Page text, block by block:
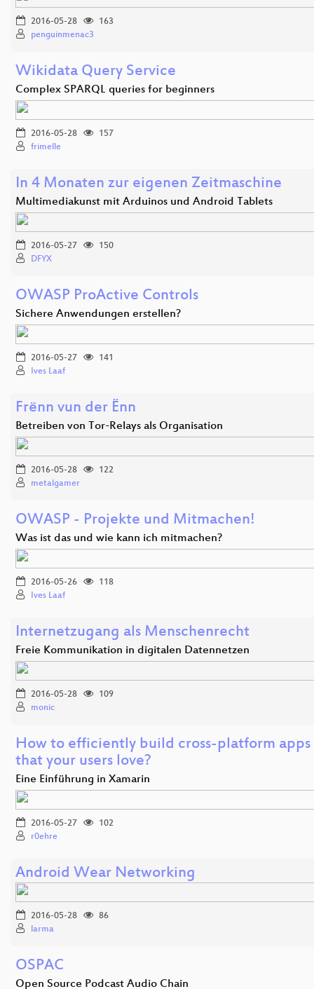
2016-05-28
163
penguinmenac3
Wikidata Query Service
Complex SPARQL queries for beginners
2016-05-28
157
frimelle
In 4 Monaten zur eigenen Zeitmaschine
Multimediakunst mit Arduinos und Android Tablets
2016-05-27
150
DFYX
OWASP ProActive Controls
Sichere Anwendungen erstellen?
2016-05-27
141
Ives Laaf
Frënn vun der Ënn
Betreiben von Tor-Relays als Organisation
2016-05-28
122
metalgamer
OWASP - Projekte und Mitmachen!
Was ist das und wie kann ich mitmachen?
2016-05-26
118
Ives Laaf
Internetzugang als Menschenrecht
Freie Kommunikation in digitalen Datennetzen
2016-05-28
109
monic
How to efficiently build cross-platform apps
that your users love?
Eine Einführung in Xamarin
2016-05-27
102
r0ehre
Android Wear Networking
2016-05-28
86
larma
OSPAC
Open Source Podcast Audio Chain